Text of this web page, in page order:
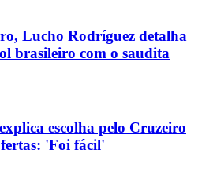
Lucho Rodríguez detalha
brasileiro com o saudita
escolha pelo Cruzeiro
'Foi fácil'